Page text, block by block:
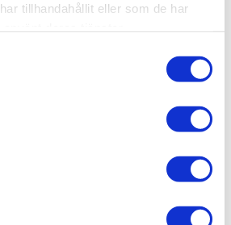
tillhandahållit eller som de har